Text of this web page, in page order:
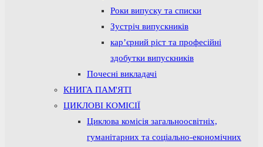
Роки випуску та списки
Зустріч випускників
кар’єрний ріст та професійні
здобутки випускників
Почесні викладачі
КНИГА ПАМ'ЯТІ
ЦИКЛОВІ КОМІСІЇ
Циклова комісія загальноосвітніх,
гуманітарних та соціально-економічних